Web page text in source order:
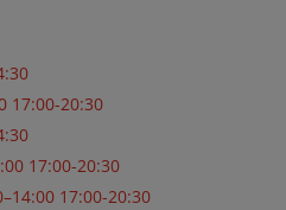
17:00-20:30
17:00-20:30
17:00-20:30